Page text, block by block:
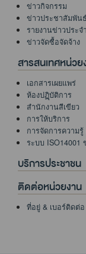
ข่าวกิจกรรม
ข่าวประชาสัมพัน
รายงานข่าวประจ
ข่าวจัดซื้อจัดจ้าง
สารสนเทศหน่วย
เอกสารเผยแพร่
ห้องปฏฺิบัติการ
สำนักงานสีเขียว
การให้บริการ
การจัดการความรู้
ระบบ ISO14001
บริการประชาชน
ติดต่อหน่วยงาน
ที่อยู่ & เบอร์ติดต่อ